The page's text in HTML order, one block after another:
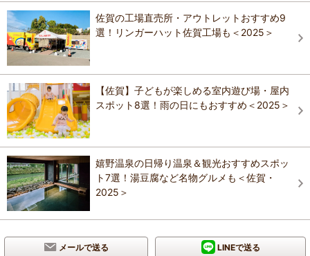
佐賀の工場直売所・アウトレットおすすめ9
選！リンガーハット佐賀工場も＜2025＞
【佐賀】子どもが楽しめる室内遊び場・屋内
スポット8選！雨の日にもおすすめ＜2025＞
嬉野温泉の日帰り温泉＆観光おすすめスポッ
ト7選！湯豆腐など名物グルメも＜佐賀・
2025＞
メールで送る LINEで送る